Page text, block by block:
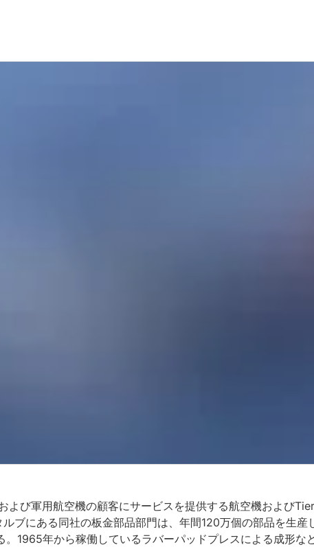
よび軍用航空機の顧客にサービスを提供する航空機および
ブにある同社の板金部品部門は、年間120万個の部品を生産
1965年から稼働しているラバーパッドプレスによる成形な